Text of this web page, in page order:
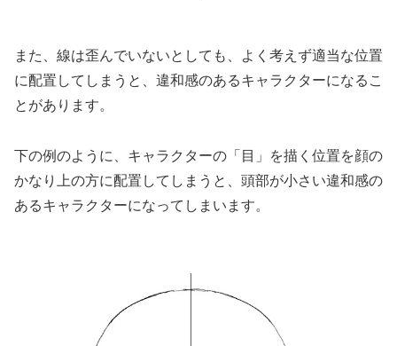
また、線は歪んでいないとしても、よく考えず適当な位置
に配置してしまうと、違和感のあるキャラクターになるこ
とがあります。
下の例のように、キャラクターの「目」を描く位置を顔の
かなり上の方に配置してしまうと、頭部が小さい違和感の
あるキャラクターになってしまいます。